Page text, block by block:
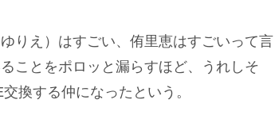
りえ）はすごい、侑里恵はすごいって言
ことをポロッと漏らすほど、うれしそ
換する仲になったという。